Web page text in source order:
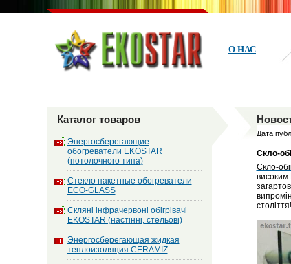
О НАС
Каталог товаров
Энергосберегающие
обогреватели EKOSTAR
(потолочного типа)
Стекло пакетные обогреватели
ECO-GLASS
Скляні інфрачервоні обігрівачі
EKOSTAR (настінні, стельові)
Энергосберегающая жидкая
теплоизоляция CERAMIZ
Дата
Скло-
Скло-
високим
століття!